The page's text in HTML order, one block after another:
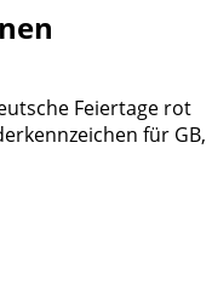
Feiertage rot
für GB,